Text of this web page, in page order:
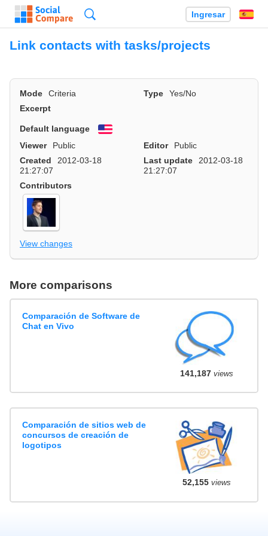
Ingresar
Link contacts with tasks/projects
Mode Criteria Type
Yes/No
Excerpt
Default language
English
Viewer
Public Editor
Public
Created
2012-03-18
21:27:07
Last update
2012-03-18
21:27:07
Contributors
View changes
More comparisons
Comparación de Software de
Chat en Vivo
141,187views
Comparación de sitios web de
concursos de creación de
logotipos
52,155views